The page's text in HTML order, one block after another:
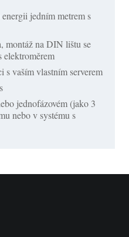
jedním metrem s
montáž na DIN lištu se
elektroměrem
s vaším vlastním serverem
jednofázovém (jako 3
nebo v systému s